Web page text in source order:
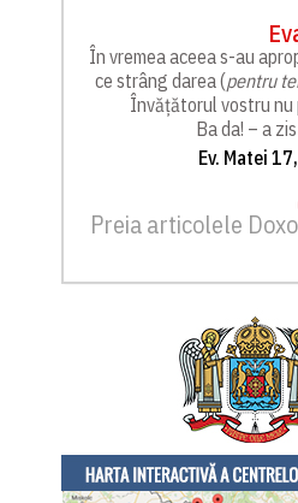
În vremea aceea s-au
ce strâng darea (pentru
Învățătorul vostru
Ba da! – a
Ev. Matei
Preia articolele